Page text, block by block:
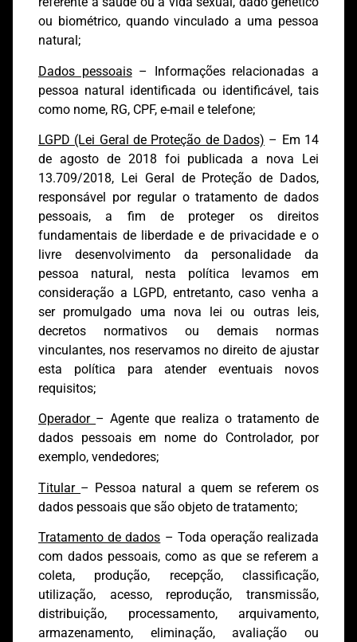
ou biométrico, quando vinculado a uma pessoa
natural;
Dados pessoais– Informações relacionadas a
pessoa natural identificada ou identificável, tais
como nome, RG, CPF, e-mail e telefone;
LGPD (Lei Geral de Proteção de Dados) – Em 14
de agosto de 2018 foi publicada a nova Lei
13.709/2018, Lei Geral de Proteção de Dados,
responsável por regular o tratamento de dados
pessoais, a fim de proteger os direitos
fundamentais de liberdade e de privacidade e o
livre desenvolvimento da personalidade da
pessoa natural, nesta política levamos em
consideração a LGPD, entretanto, caso venha a
ser promulgado uma nova lei ou outras leis,
decretos normativos ou demais normas
vinculantes, nos reservamos no direito de ajustar
esta política para atender eventuais novos
requisitos;
Operador – Agente que realiza o tratamento de
dados pessoais em nome do Controlador, por
exemplo, vendedores;
Titular – Pessoa natural a quem se referem os
dados pessoais que são objeto de tratamento;
Tratamento de dados – Toda operação realizada
com dados pessoais, como as que se referem a
coleta, produção, recepção, classificação,
utilização, acesso, reprodução, transmissão,
distribuição, processamento, arquivamento,
armazenamento, eliminação, avaliação ou